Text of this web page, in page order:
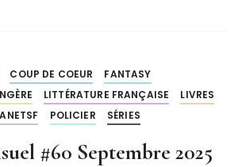
COUP DE COEUR
FANTASY
LITTÉRATURE FRANÇAISE
LIVRES
POLICIER SÉRIES
#60 Septembre 2025